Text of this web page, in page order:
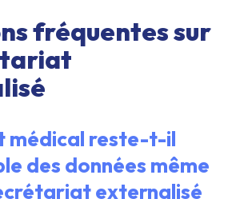
fréquentes sur
médical reste-t-il
des données même
externalisé